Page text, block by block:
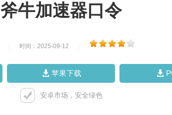
斧牛加速器口令
时间：2025-09-12
苹果下载
安卓市场，安全绿色